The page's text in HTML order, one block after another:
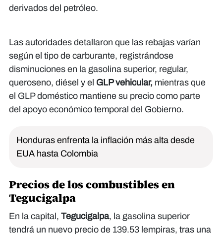
derivados del petróleo.
Las autoridades detallaron que las rebajas varían
según el tipo de carburante, registrándose
disminuciones en la gasolina superior, regular,
queroseno, diésel y el GLP vehicular, mientras que
el GLP doméstico mantiene su precio como parte
del apoyo económico temporal del Gobierno.
Honduras enfrenta la inflación más alta desde
EUA hasta Colombia
Precios de los combustibles en
Tegucigalpa
En la capital, Tegucigalpa, la gasolina superior
tendrá un nuevo precio de 139.53 lempiras, tras una